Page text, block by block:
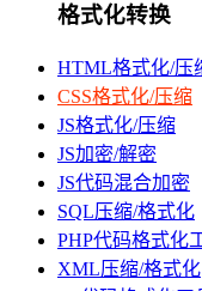
格式化转换
HTML格式化/压
CSS格式化/压缩
JS格式化/压缩
JS加密/解密
JS代码混合加密
SQL压缩/格式化
PHP代码格式化
XML压缩/格式化